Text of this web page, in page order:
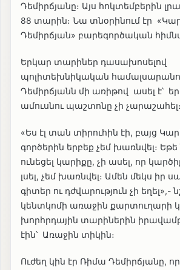
Դեմիրճյանը։ Այս հոկտեմբերին
88 տարին։ Նա տնօրինում էր
Դեմիրճյան» բարեգործական
Երկար տարիներ դասախոսելով
պոլիտեխնիկական
Դեմիրճյանն մի առիթով ասել է՝
ամուսնու պաշտոնը չի չարաշահել։
«Ես էլ տան տիրուհին էի, բայց
գործերին երբեք չեմ խառնվել։ Եթե
ունեցել կարիքը, չի ասել, որ
լսել, չեմ խառնվել։ Ամեն մեկս իր
գիտեր ու դժվարություն չի եղել»,-
կենտկոմի առաջին քարտուղարի
խորհրդային տարիներին իրավամբ
էին՝ Առաջին տիկին։
Ուժեղ կին էր Ռիմա Դեմիրճյանը,